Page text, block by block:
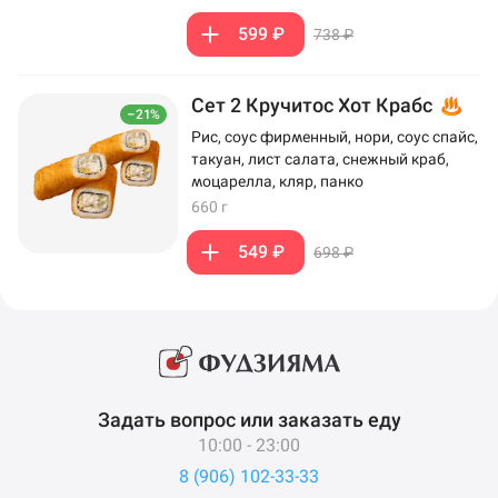
599 ₽ 738 ₽
–21% Сет 2 Кручитос Хот Крабс
Рис, соус фирменный, нори, соус спайс,
такуан, лист салата, снежный краб,
моцарелла, кляр, панко
660 г
549 ₽ 698 ₽
Задать вопрос или заказать еду
10:00 - 23:00
8 (906) 102-33-33